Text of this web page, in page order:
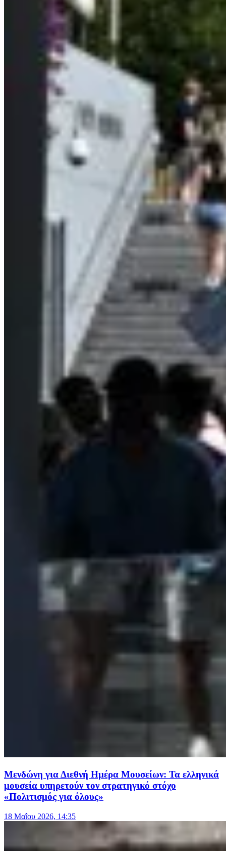
Μενδώνη για Διεθνή Ημέρα Μουσείων: Τα ελληνικά
μουσεία υπηρετούν τον στρατηγικό στόχο
«Πολιτισμός για όλους»
18 Μαΐου 2026, 14:35